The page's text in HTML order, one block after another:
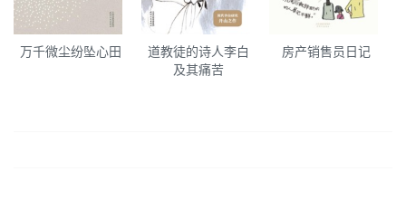
万千微尘纷坠心田
道教徒的诗人李白
及其痛苦
房产销售员日记